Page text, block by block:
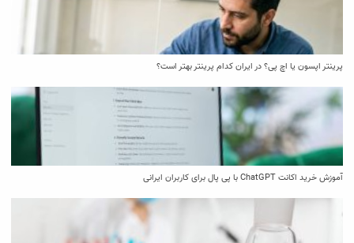
پرینتر اپسون یا اچ پی؟ در ایران کدام پرینتر بهتر است؟
آموزش خرید اکانت ChatGPT با پی پال برای کاربران ایرانی